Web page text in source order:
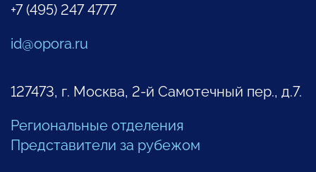
+7 (495) 247 4777
id@opora.ru
127473, г. Москва, 2-й Самотечный пер., д.7.
Региональные отделения
Представители за рубежом